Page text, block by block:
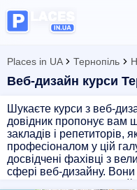
Places in UA Тернопіль
Веб-дизайн курси
Шукаєте курси з веб-
довідник пропонує вам
закладів і репетиторів,
професіоналом у цій
досвідчені фахівці з
сфері веб-дизайну.